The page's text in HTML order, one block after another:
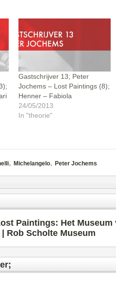
Gastschrijver 13; Peter
Jochems – Lost Paintings (8);
Henner – Fabiola
24/05/2013
In "theorie"
, Michelangelo, Peter Jochems
Paintings: Het Museum
Rob Scholte Museum